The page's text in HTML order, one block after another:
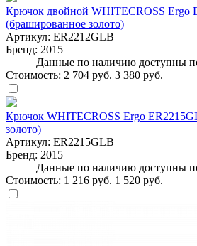
Крючок двойной WHITECROSS Ergo
(брашированное золото)
Артикул: ER2212GLB
Бренд: 2015
Данные по наличию доступны
Стоимость: 2 704 руб. 3 380 руб.
Крючок WHITECROSS Ergo
золото)
Артикул: ER2215GLB
Бренд: 2015
Данные по наличию доступны
Стоимость: 1 216 руб. 1 520 руб.